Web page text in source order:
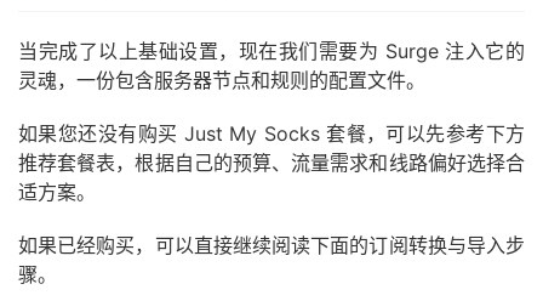
当完成了以上基础设置，现在我们需要为 Surge 注入它的
灵魂，一份包含服务器节点和规则的配置文件。
如果您还没有购买 Just My Socks 套餐，可以先参考下方
推荐套餐表，根据自己的预算、流量需求和线路偏好选择合
适方案。
如果已经购买，可以直接继续阅读下面的订阅转换与导入步
骤。